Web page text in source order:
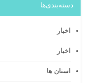
دسته‌بندی‌ها
اخبار
اخبار
استان ها